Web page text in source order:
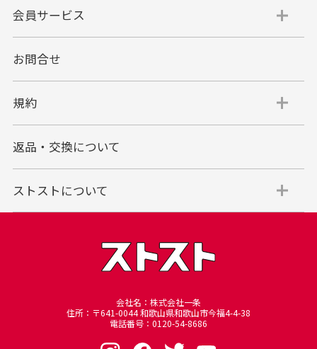
代金引換
代引手数料一律400円
す。
代金引換でのお支払い方法は現金のみとなりま
す。
商品代金＋送料(全国一律800円)＋代引手数料(一
律400円)＝合計金額
までとさせていただきます。
30万円を超える場合は銀行振り込みをご利用されるようお願
※商品発送後一定期間が過ぎてもお受け取り頂けない場合、
当店に返却されますのでご注意下さいませ、再発送の場合は
別途手数料を頂戴いたします。
その際の手数料は銀行振込となり、7日以内にお振込頂けな
会員サービス
お問合せ
規約
返品・交換について
ストストについて
会社名：株式会社一条
住所：〒641-0044 和歌山県和歌山市今福4-4-38
電話番号：0120-54-8686